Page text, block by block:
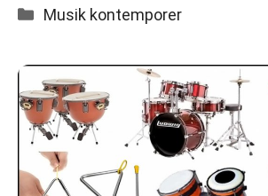
Categories
Musik kontemporer